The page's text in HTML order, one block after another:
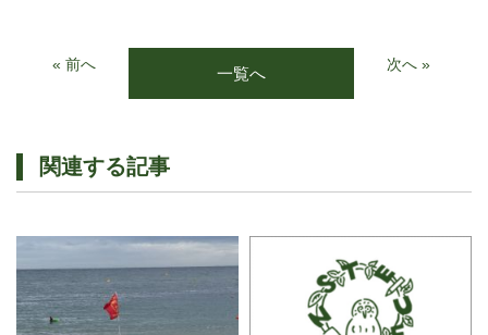
« 前へ 一覧へ 次へ »
関連する記事